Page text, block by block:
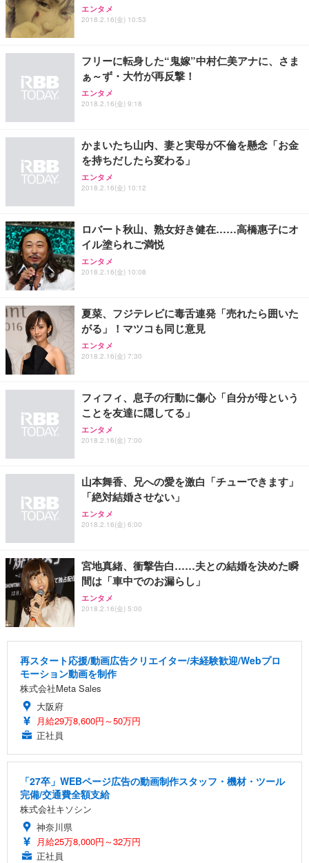
エンタメ
2018.2.16(金) 10:53
フリーに転身した“鬼嫁”中村仁美アナに、さま
ぁ～ず・大竹が再反撃！
エンタメ
2018.2.16(金) 9:18
かまいたち山内、妻と実母が不倫を懸念「お金
を持ちだしたら変わる」
エンタメ
2018.2.16(金) 10:12
ロバート秋山、熟女好き健在……高橋惠子にオ
イル塗られご満悦
エンタメ
2018.2.16(金) 10:08
夏菜、フジテレビに毒舌連発「売れたら囲いた
がる」！マツコも同じ意見
エンタメ
2018.2.16(金) 7:30
フィフィ、息子の行動に傷心「自分が母という
ことを友達に隠してる」
エンタメ
2018.2.16(金) 7:00
山本舞香、兄への愛を激白「チューできます」
「絶対結婚させない」
エンタメ
2018.2.16(金) 6:00
宮地真緒、衝撃告白……夫との結婚を決めた瞬
間は「車中でのお漏らし」
エンタメ
2018.2.16(金) 5:00
再スタート応援/動画広告クリエイター/未経験歓迎/Webプロ
モーション動画を制作
株式会社Meta Sales
大阪府
月給29万8,600円～50万円
正社員
「27卒」WEBページ広告の動画制作スタッフ・機材・ツール
完備/交通費全額支給
株式会社キソシン
神奈川県
月給25万8,000円～32万円
正社員